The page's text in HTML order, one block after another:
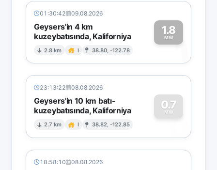
01:30:42 09.08.2026
Geysers'in 4 km
kuzeybatısında, Kaliforniya
2.8 km I 38.80, -122.78
1.8
MW1
23:13:22 08.08.2026
Geysers'in 10 km batı-
kuzeybatısında, Kaliforniya
2.7 km I 38.82, -122.85
0.7
MW
0
18:58:10 08.08.2026